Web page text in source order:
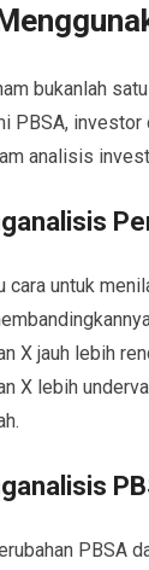
bukanlah
PBSA,
analisis
cara untuk
X jauh lebih
X lebih
PBSA